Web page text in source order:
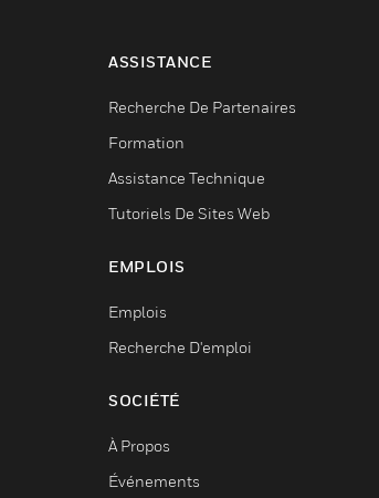
ASSISTANCE
Recherche De Partenaires
Formation
Assistance Technique
Tutoriels De Sites Web
EMPLOIS
Emplois
Recherche D'emploi
SOCIÉTÉ
À Propos
Événements